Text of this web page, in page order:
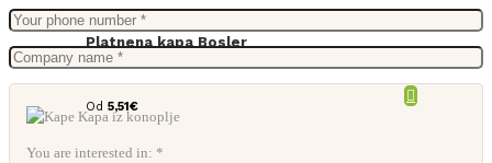
Platnena kapa Bosler
Od 5,51€
You are interested in: *